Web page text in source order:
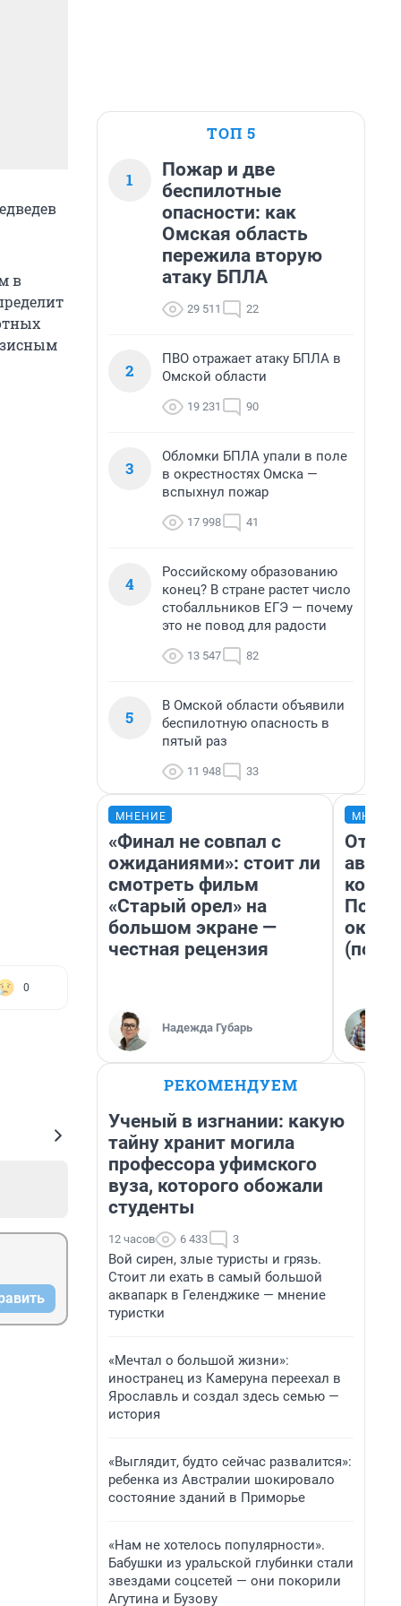
в
0
ТОП 5
1
Пожар и две
беспилотные
опасности: как
Омская область
пережила вторую
атаку БПЛА
29 511 22
2
ПВО отражает атаку БПЛА в
Омской области
19 231 90
3
Обломки БПЛА упали в поле
в окрестностях Омска —
вспыхнул пожар
17 998 41
4
Российскому образованию
конец? В стране растет число
стобалльников ЕГЭ — почему
это не повод для радости
13 547 82
5
В Омской области объявили
беспилотную опасность в
пятый раз
11 948 33
МНЕНИЕ
«Финал не совпал с
ожиданиями»: стоит ли
смотреть фильм
«Старый орел» на
большом экране —
честная рецензия
Надежда Губарь
От
РЕКОМЕНДУЕМ
Ученый в изгнании: какую
тайну хранит могила
профессора уфимского
вуза, которого обожали
студенты
12 часов 6 433 3
Вой сирен, злые туристы и грязь.
Стоит ли ехать в самый большой
аквапарк в Геленджике — мнение
туристки
«Мечтал о большой жизни»:
иностранец из Камеруна переехал в
Ярославль и создал здесь семью —
история
«Выглядит, будто сейчас развалится»:
ребенка из Австралии шокировало
состояние зданий в Приморье
«Нам не хотелось популярности».
Бабушки из уральской глубинки стали
звездами соцсетей — они покорили
Агутина и Бузову